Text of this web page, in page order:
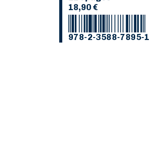
18,90 €
978-2-3588-7895-1